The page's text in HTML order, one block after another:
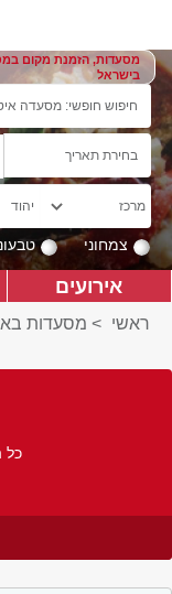
מסעדות, הזמנת מקום
בישראל
צמחוני
אירועים
ראשי > מסעדות
כל